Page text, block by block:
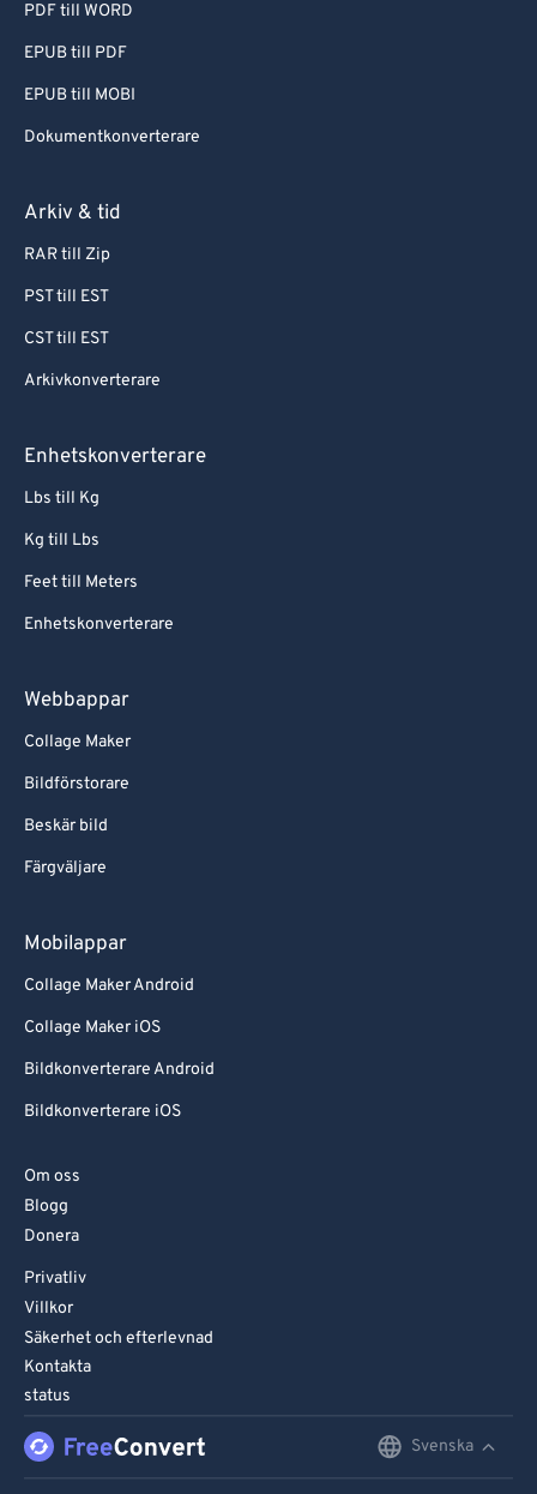
PDF till WORD
EPUB till PDF
EPUB till MOBI
Dokumentkonverterare
Arkiv & tid
RAR till Zip
PST till EST
CST till EST
Arkivkonverterare
Enhetskonverterare
Lbs till Kg
Kg till Lbs
Feet till Meters
Enhetskonverterare
Webbappar
Collage Maker
Bildförstorare
Beskär bild
Färgväljare
Mobilappar
Collage Maker Android
Collage Maker iOS
Bildkonverterare Android
Bildkonverterare iOS
Om oss
Blogg
Donera
Privatliv
Villkor
Säkerhet och efterlevnad
Kontakta
status
Svenska